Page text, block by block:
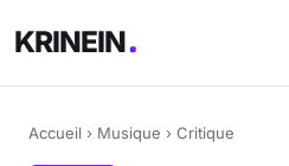
KRINEIN
Accueil › Musique › Critique